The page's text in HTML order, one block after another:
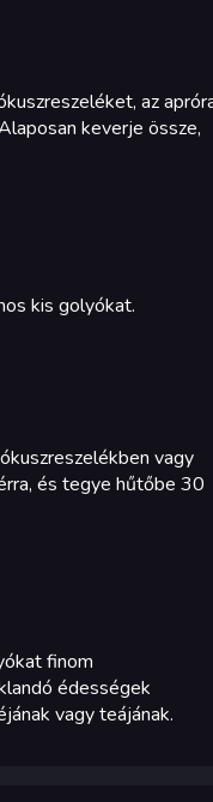
az
keverje össze,
kis golyókat.
vagy
és tegye hűtőbe 30
finom
édességek
vagy teájának.